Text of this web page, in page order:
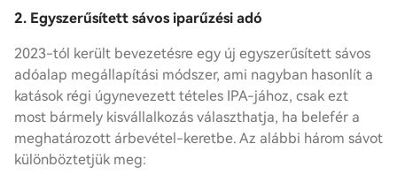
2. Egyszerűsített sávos iparűzési adó
2023-tól került bevezetésre egy új egyszerűsített sávos
adóalap megállapítási módszer, ami nagyban hasonlít a
katások régi úgynevezett tételes IPA-jához, csak ezt
most bármely kisvállalkozás választhatja, ha belefér a
meghatározott árbevétel-keretbe. Az alábbi három sávot
különböztetjük meg: